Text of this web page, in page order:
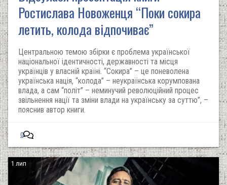
Ростислава Новоженця “Поки сокира
летить, колода відпочиває”
Центральною темою збірки є проблема української
національної ідентичності, державності та місця
українців у власній країні. “Сокира” – це поневолена
українська нація, “колода” – неукраїнська корумпована
влада, а сам “політ” – неминучий революційний процес
звільнення нації та зміни влади на українську за суттю”, –
пояснив автор книги.
0
1 лип